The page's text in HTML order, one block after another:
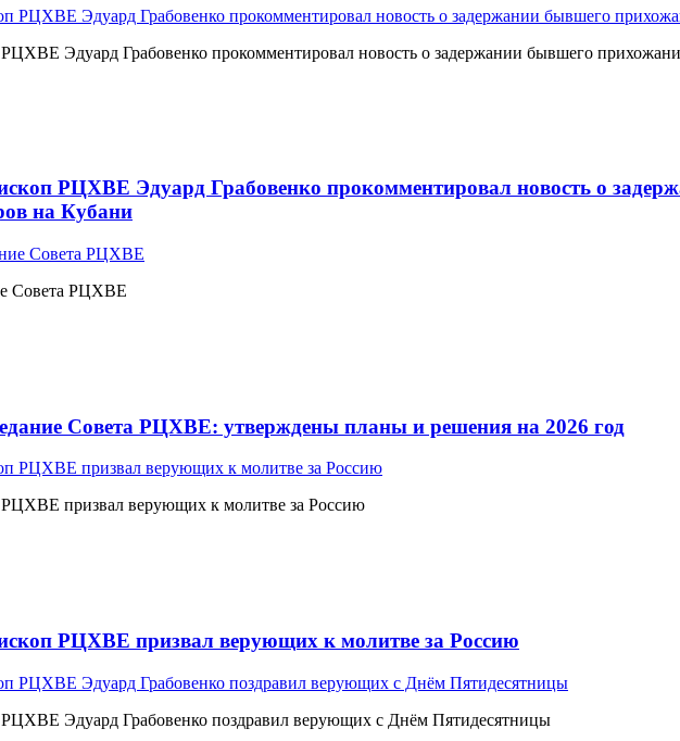
Эдуард Грабовенко прокомментировал новость о задержании бывшего
РЦХВЕ Эдуард Грабовенко прокомментировал новость о
на Кубани
Совета РЦХВЕ
Совета РЦХВЕ: утверждены планы и решения на 2026 год
призвал верующих к молитве за Россию
РЦХВЕ призвал верующих к молитве за Россию
Эдуард Грабовенко поздравил верующих с Днём Пятидесятницы